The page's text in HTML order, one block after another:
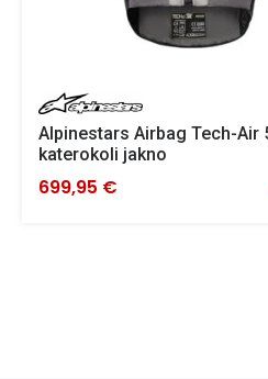
Alpinestars Airbag Tech-Air
katerokoli jakno
699,95 €